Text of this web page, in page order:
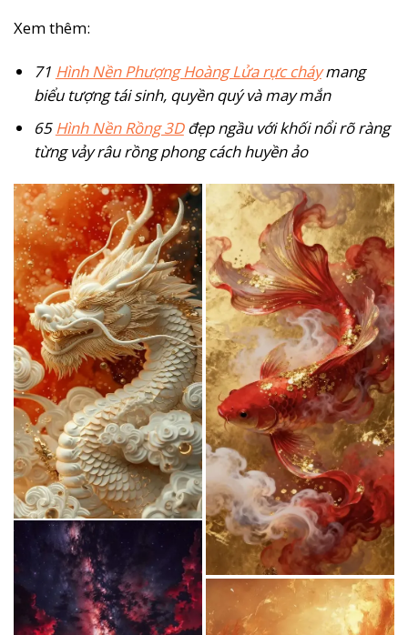
Xem thêm:
71 Hình Nền Phượng Hoàng Lửa rực cháymang
biểu tượng tái sinh, quyền quý và may mắn
65Hình Nền Rồng 3Dđẹp ngầu với khối nổi rõ ràng
từng vảy râu rồng phong cách huyền ảo